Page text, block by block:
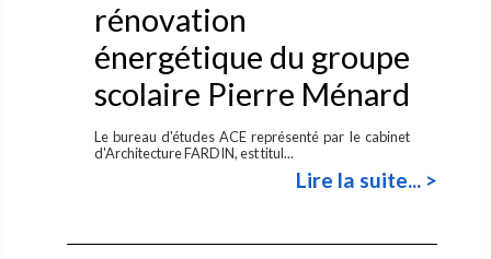
rénovation
énergétique du groupe
scolaire Pierre Ménard
Le bureau d'études ACE représenté par le cabinet
d'Architecture FARDIN, est titul...
Lire la suite... >